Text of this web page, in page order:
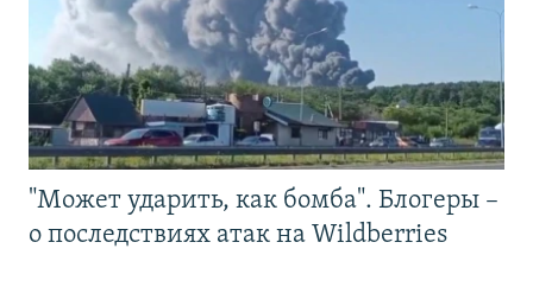
"Может ударить, как бомба". Блогеры –
о последствиях атак на Wildberries